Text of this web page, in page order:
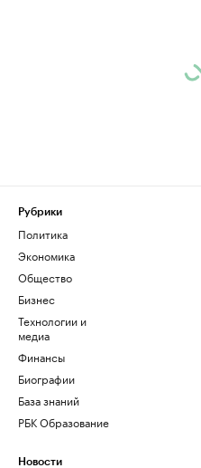
Рубрики
Политика
Экономика
Общество
Бизнес
Технологии и
медиа
Финансы
Биографии
База знаний
РБК Образование
Новости